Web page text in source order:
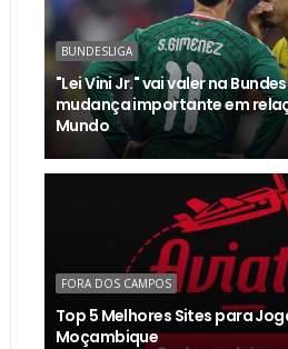
BUNDESLIGA
"Lei Vini Jr." vai valer na
mudança importante em
Mundo
FORA DOS CAMPOS
Top 5 Melhores Sites para
Moçambique